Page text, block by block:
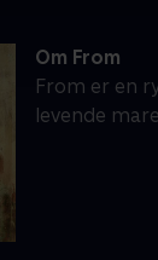
Om From
From er en
levende